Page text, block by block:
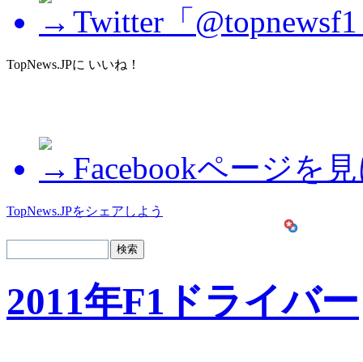
Twitter「
TopNews.JPに いいね！
Facebookページを
TopNews.JPをシェアしよう
2011年F1ドライバー